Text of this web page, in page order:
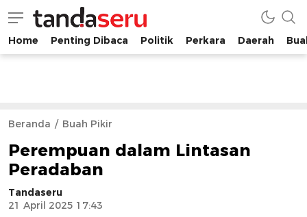
tandaseru.com | Penting Dibaca
tandaseru.com
Home Penting Dibaca Politik Perkara Daerah
Beranda Buah Pikir
Perempuan dalam Lintasan
Peradaban
Tandaseru
21 April 2025 17:43